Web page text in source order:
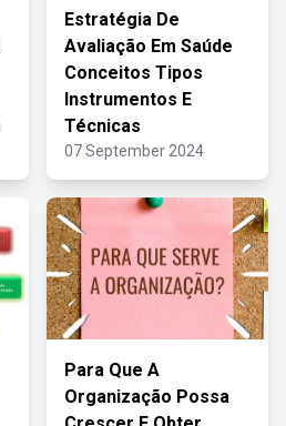
Estratégia De
Avaliação Em Saúde
Conceitos Tipos
Instrumentos E
Técnicas
07 September 2024
Para Que A
Organização Possa